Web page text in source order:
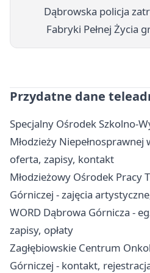
Dąbrowska policja
Fabryki Pełnej Życia
Przydatne dane
Specjalny Ośrodek Szkolno-
Młodzieży
oferta, zapisy, kontakt
Młodzieżowy Ośrodek Pracy
Górniczej - zajęcia
WORD Dąbrowa Górnicza -
zapisy, opłaty
Zagłębiowskie Centrum
Górniczej - kontakt,